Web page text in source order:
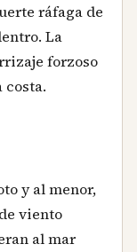
ráfaga de
La
forzoso
costa.
y al menor,
viento
al mar